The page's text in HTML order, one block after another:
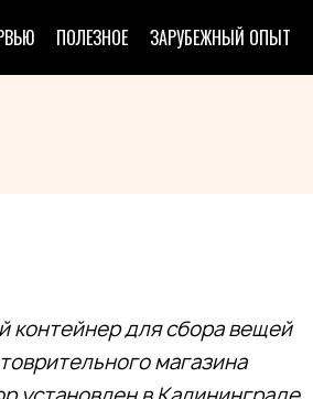
ПОЛЕЗНОЕ ЗАРУБЕЖНЫЙ ОПЫТ
контейнер для сбора вещей
магазина